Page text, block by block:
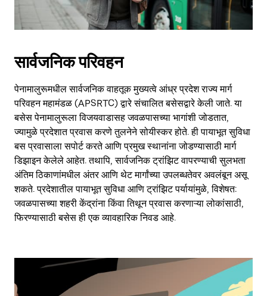
सार्वजनिक परिवहन
पेनामालुरूमधील सार्वजनिक वाहतूक मुख्यत्वे आंध्र प्रदेश राज्य मार्ग
परिवहन महामंडळ (APSRTC) द्वारे संचालित बसेसद्वारे केली जाते. या
बसेस पेनामालुरूला विजयवाडासह जवळपासच्या भागांशी जोडतात,
ज्यामुळे प्रदेशात प्रवास करणे तुलनेने सोयीस्कर होते. ही पायाभूत सुविधा
बस प्रवासाला सपोर्ट करते आणि प्रमुख स्थानांना जोडण्यासाठी मार्ग
डिझाइन केलेले आहेत. तथापि, सार्वजनिक ट्रांझिट वापरण्याची सुलभता
अंतिम ठिकाणांमधील अंतर आणि थेट मार्गांच्या उपलब्धतेवर अवलंबून असू
शकते. प्रदेशातील पायाभूत सुविधा आणि ट्रांझिट पर्यायांमुळे, विशेषत:
जवळपासच्या शहरी केंद्रांना किंवा तिथून प्रवास करणाऱ्या लोकांसाठी,
फिरण्यासाठी बसेस ही एक व्यावहारिक निवड आहे.